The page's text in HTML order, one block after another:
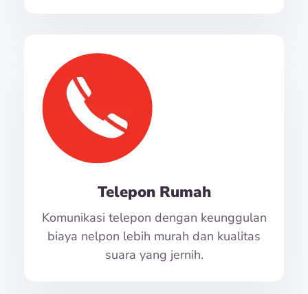
Telepon Rumah
Komunikasi telepon dengan keunggulan
biaya nelpon lebih murah dan kualitas
suara yang jernih.